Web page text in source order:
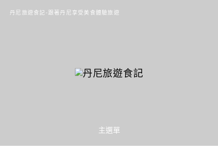
丹尼旅遊食記-跟著丹尼享受美食體驗旅遊
主選單